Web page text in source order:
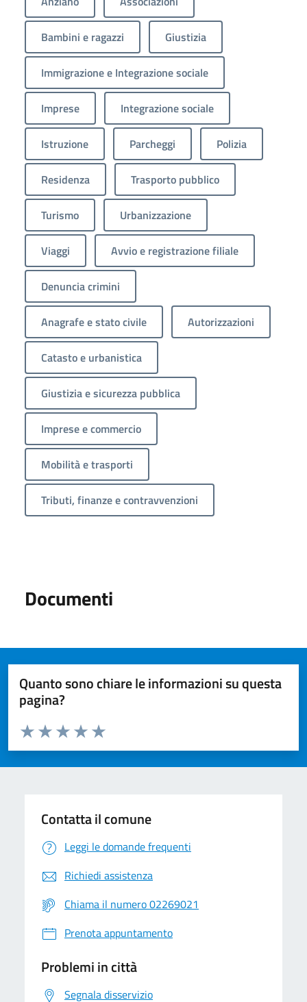
Bambini e ragazzi Giustizia
Immigrazione e Integrazione sociale
Imprese Integrazione sociale
Istruzione Parcheggi Polizia
Residenza Trasporto pubblico
Turismo Urbanizzazione
Viaggi Avvio e registrazione filiale
Denuncia crimini
Anagrafe e stato civile Autorizzazioni
Catasto e urbanistica
Giustizia e sicurezza pubblica
Imprese e commercio
Mobilità e trasporti
Tributi, finanze e contravvenzioni
Documenti
Quanto sono chiare le informazioni su questa
pagina?
Valuta da 1 a 5 stelle la pagina
Valuta 5 stelle su 5
Valuta 4 stelle su 5
Valuta 3 stelle su 5
Valuta 2 stelle su 5
Valuta 1 stelle su 5
Contatta il comune
Leggi le domande frequenti
Richiedi assistenza
Chiama il numero 02269021
Prenota appuntamento
Problemi in città
Segnala disservizio